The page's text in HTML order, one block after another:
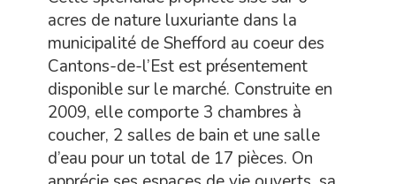
acres de nature luxuriante dans la
municipalité de Shefford au coeur des
Cantons-de-l’Est est présentement
disponible sur le marché. Construite en
2009, elle comporte 3 chambres à
coucher, 2 salles de bain et une salle
d’eau pour un total de 17 pièces. On